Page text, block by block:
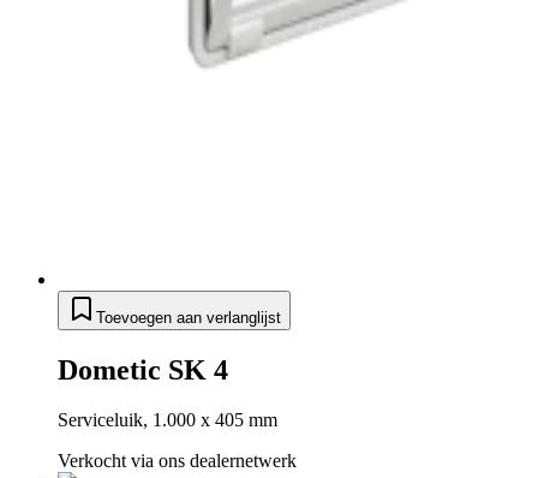
Toevoegen aan verlanglijst
Dometic SK 4
Serviceluik, 1.000 x 405 mm
Verkocht via ons dealernetwerk